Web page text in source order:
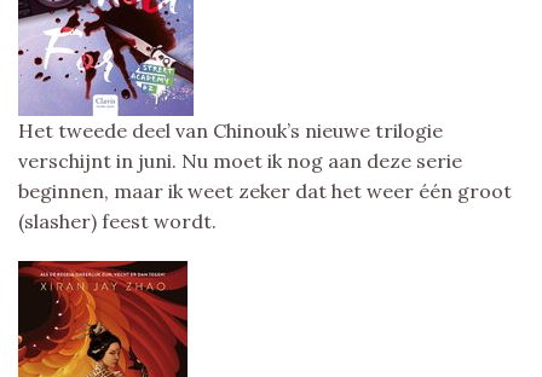
Het tweede deel van Chinouk’s nieuwe trilogie
verschijnt in juni. Nu moet ik nog aan deze serie
beginnen, maar ik weet zeker dat het weer één groot
(slasher) feest wordt.